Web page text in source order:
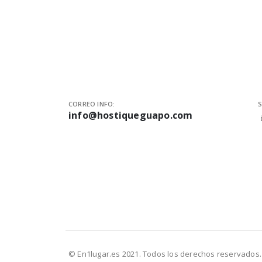
CORREO INFO:
info@hostiqueguapo.com
© En1lugar.es 2021. Todos los derechos reservados.